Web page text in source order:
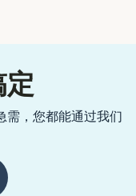
定
需，您都能通过我们